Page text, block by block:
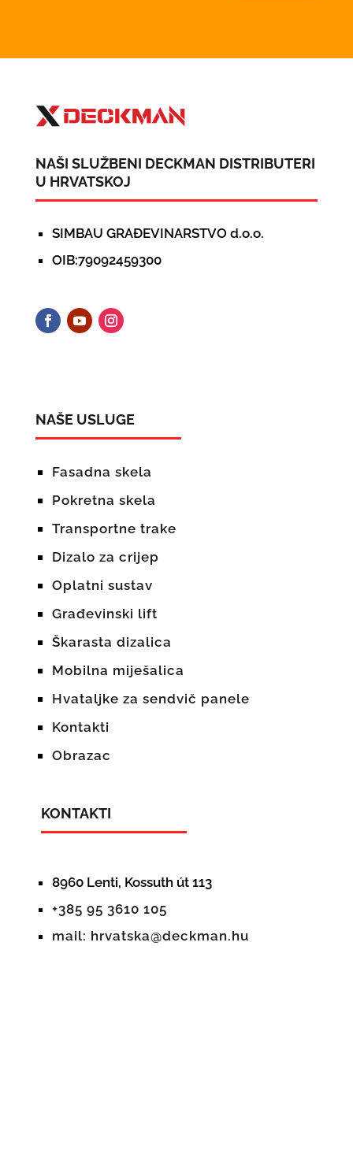
NAŠI SLUŽBENI DECKMAN DISTRIBUTERI
U HRVATSKOJ
SIMBAU GRAĐEVINARSTVO d.o.o.
OIB:79092459300
NAŠE USLUGE
Fasadna skela
Pokretna skela
Transportne trake
Dizalo za crijep
Oplatni sustav
Građevinski lift
Škarasta dizalica
Mobilna miješalica
Hvataljke za sendvič panele
Kontakti
Obrazac
KONTAKTI
8960 Lenti, Kossuth út 113
+385 95 3610 105
mail: hrvatska@deckman.hu